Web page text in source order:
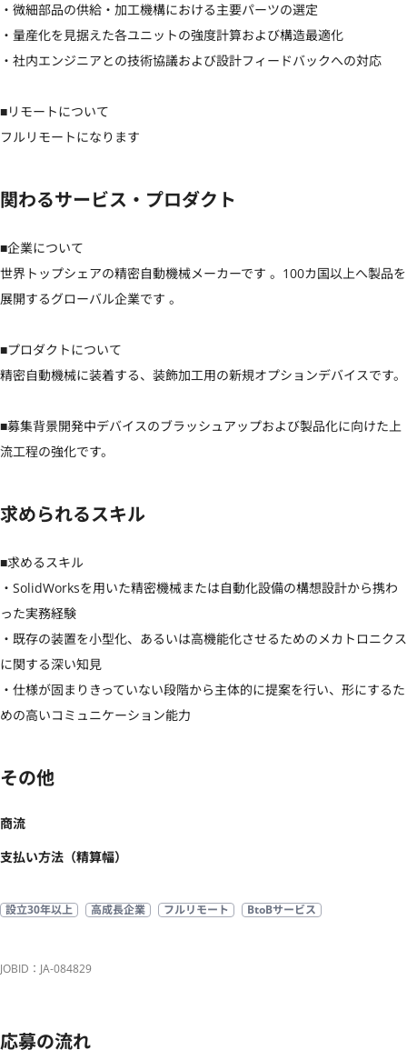
・微細部品の供給・加工機構における主要パーツの選定
・量産化を見据えた各ユニットの強度計算および構造最適化
・社内エンジニアとの技術協議および設計フィードバックへの対応
■リモートについて
フルリモートになります
関わるサービス・プロダクト
■企業について
世界トップシェアの精密自動機械メーカーです 。100カ国以上へ製品を
展開するグローバル企業です 。
■プロダクトについて
精密自動機械に装着する、装飾加工用の新規オプションデバイスです。
■募集背景開発中デバイスのブラッシュアップおよび製品化に向けた上
流工程の強化です。
求められるスキル
■求めるスキル
・SolidWorksを用いた精密機械または自動化設備の構想設計から携わ
った実務経験
・既存の装置を小型化、あるいは高機能化させるためのメカトロニクス
に関する深い知見
・仕様が固まりきっていない段階から主体的に提案を行い、形にするた
めの高いコミュニケーション能力
その他
商流
支払い方法（精算幅）
設立30年以上 高成長企業 フルリモート BtoBサービス
JOBID：JA-084829
応募の流れ